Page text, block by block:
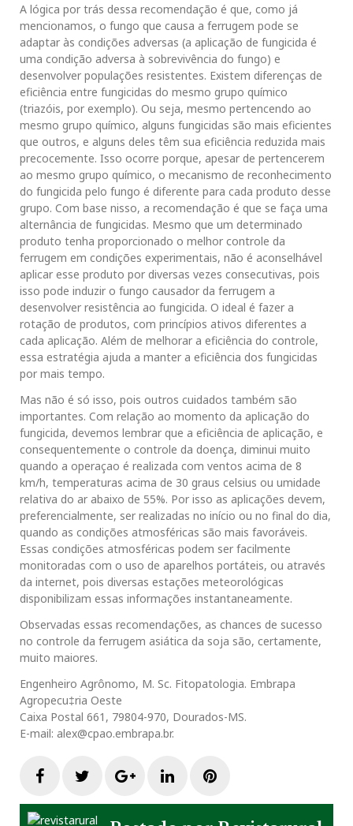
A lógica por trás dessa recomendação é que, como já
mencionamos, o fungo que causa a ferrugem pode se
adaptar às condições adversas (a aplicação de fungicida é
uma condição adversa à sobrevivência do fungo) e
desenvolver populações resistentes. Existem diferenças de
eficiência entre fungicidas do mesmo grupo químico
(triazóis, por exemplo). Ou seja, mesmo pertencendo ao
mesmo grupo químico, alguns fungicidas são mais eficientes
que outros, e alguns deles têm sua eficiência reduzida mais
precocemente. Isso ocorre porque, apesar de pertencerem
ao mesmo grupo químico, o mecanismo de reconhecimento
do fungicida pelo fungo é diferente para cada produto desse
grupo. Com base nisso, a recomendação é que se faça uma
alternância de fungicidas. Mesmo que um determinado
produto tenha proporcionado o melhor controle da
ferrugem em condições experimentais, não é aconselhável
aplicar esse produto por diversas vezes consecutivas, pois
isso pode induzir o fungo causador da ferrugem a
desenvolver resistência ao fungicida. O ideal é fazer a
rotação de produtos, com princípios ativos diferentes a
cada aplicação. Além de melhorar a eficiência do controle,
essa estratégia ajuda a manter a eficiência dos fungicidas
por mais tempo.
Mas não é só isso, pois outros cuidados também são
importantes. Com relação ao momento da aplicação do
fungicida, devemos lembrar que a eficiência de aplicação, e
consequentemente o controle da doença, diminui muito
quando a operaçao é realizada com ventos acima de 8
km/h, temperaturas acima de 30 graus celsius ou umidade
relativa do ar abaixo de 55%. Por isso as aplicações devem,
preferencialmente, ser realizadas no início ou no final do dia,
quando as condições atmosféricas são mais favoráveis.
Essas condições atmosféricas podem ser facilmente
monitoradas com o uso de aparelhos portáteis, ou através
da internet, pois diversas estações meteorológicas
disponibilizam essas informações instantaneamente.
Observadas essas recomendações, as chances de sucesso
no controle da ferrugem asiática da soja são, certamente,
muito maiores.
Engenheiro Agrônomo, M. Sc. Fitopatologia. Embrapa
Agropecu‡ria Oeste
Caixa Postal 661, 79804-970, Dourados-MS.
E-mail: alex@cpao.embrapa.br.
a
w
G
i